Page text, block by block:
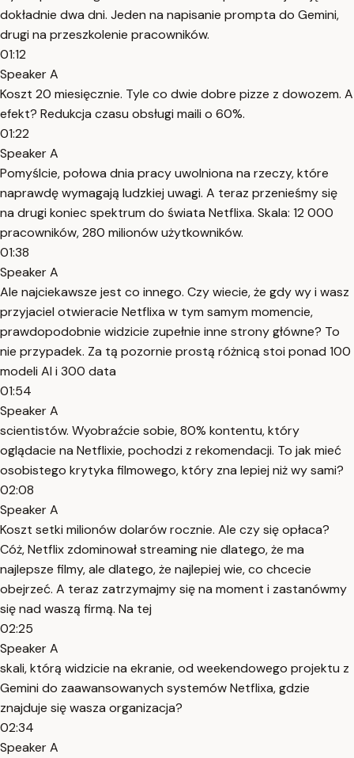
dokładnie dwa dni. Jeden na napisanie prompta do Gemini,
drugi na przeszkolenie pracowników.
01:12
Speaker A
Koszt 20 miesięcznie. Tyle co dwie dobre pizze z dowozem. A
efekt? Redukcja czasu obsługi maili o 60%.
01:22
Speaker A
Pomyślcie, połowa dnia pracy uwolniona na rzeczy, które
naprawdę wymagają ludzkiej uwagi. A teraz przenieśmy się
na drugi koniec spektrum do świata Netflixa. Skala: 12 000
pracowników, 280 milionów użytkowników.
01:38
Speaker A
Ale najciekawsze jest co innego. Czy wiecie, że gdy wy i wasz
przyjaciel otwieracie Netflixa w tym samym momencie,
prawdopodobnie widzicie zupełnie inne strony główne? To
nie przypadek. Za tą pozornie prostą różnicą stoi ponad 100
modeli AI i 300 data
01:54
Speaker A
scientistów. Wyobraźcie sobie, 80% kontentu, który
oglądacie na Netflixie, pochodzi z rekomendacji. To jak mieć
osobistego krytyka filmowego, który zna lepiej niż wy sami?
02:08
Speaker A
Koszt setki milionów dolarów rocznie. Ale czy się opłaca?
Cóż, Netflix zdominował streaming nie dlatego, że ma
najlepsze filmy, ale dlatego, że najlepiej wie, co chcecie
obejrzeć. A teraz zatrzymajmy się na moment i zastanówmy
się nad waszą firmą. Na tej
02:25
Speaker A
skali, którą widzicie na ekranie, od weekendowego projektu z
Gemini do zaawansowanych systemów Netflixa, gdzie
znajduje się wasza organizacja?
02:34
Speaker A